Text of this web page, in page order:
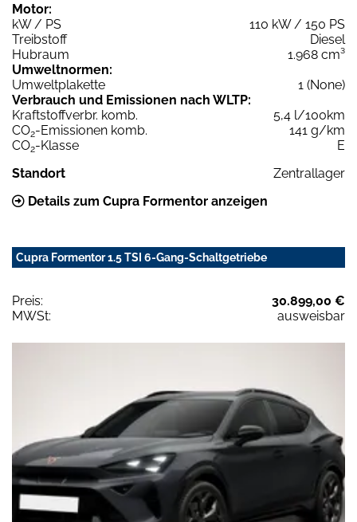
Motor:
kW / PS
110 kW / 150 PS
Treibstoff
Diesel
Hubraum
1.968 cm³
Umweltnormen:
Umweltplakette
1 (None)
Verbrauch und Emissionen nach WLTP:
Kraftstoffverbr. komb.
5,4 l/100km
CO2-Emissionen komb.
141 g/km
CO2-Klasse
E
Standort
Zentrallager
Details zum Cupra Formentor anzeigen
Cupra Formentor 1.5 TSI 6-Gang-Schaltgetriebe
Preis:
30.899,00 €
MWSt:
ausweisbar